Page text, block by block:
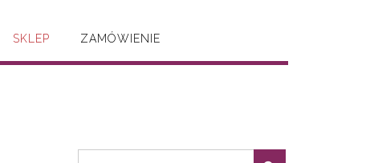
SKLEP ZAMÓWIENIE